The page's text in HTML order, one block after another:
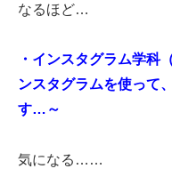
なるほど…
・インスタグラム学科
ンスタグラムを使って
す…～
気になる……